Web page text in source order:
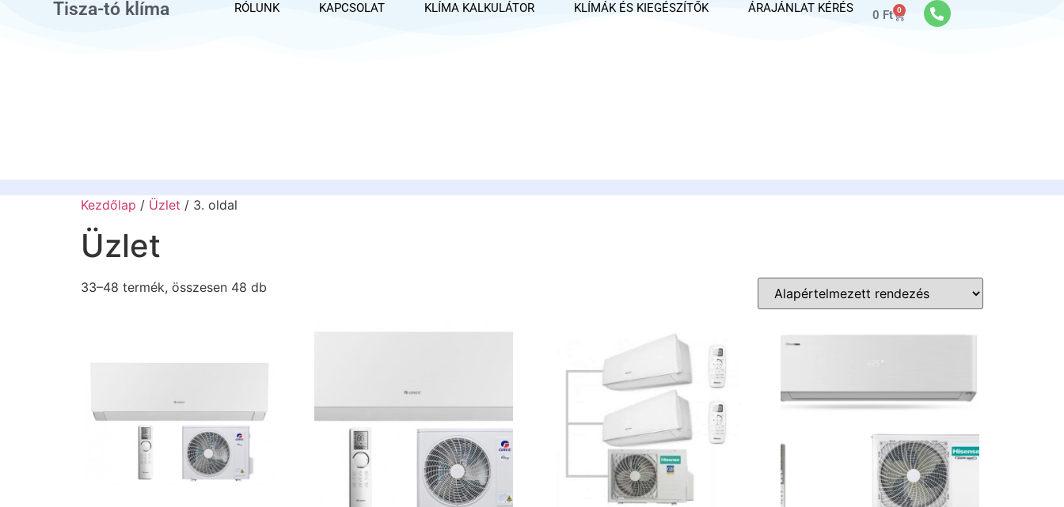
Tisza-tó klíma RÓLUNK KAPCSOLAT KLÍMA KALKULÁTOR KLÍMÁK ÉS KIEGÉSZÍTŐK ÁRAJÁNLAT KÉRÉS 0 Ft 0
Kezdőlap / Üzlet / 3. oldal
Üzlet
33–48 termék, összesen 48 db